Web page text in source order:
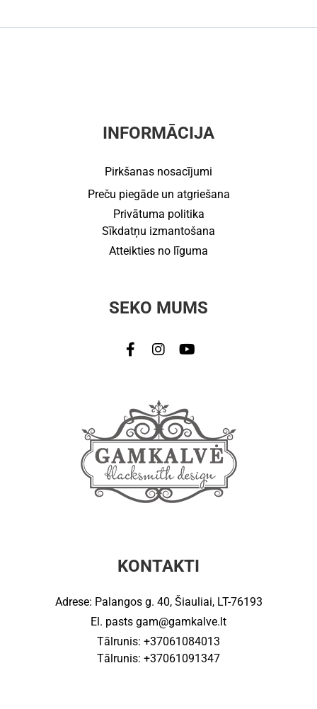
INFORMĀCIJA
Pirkšanas nosacījumi
Preču piegāde un atgriešana
Privātuma politika
Sīkdatņu izmantošana
Atteikties no līguma
SEKO MUMS
KONTAKTI
Adrese: Palangos g. 40, Šiauliai, LT-76193
El. pasts gam@gamkalve.lt
Tālrunis: +37061084013
Tālrunis: +37061091347